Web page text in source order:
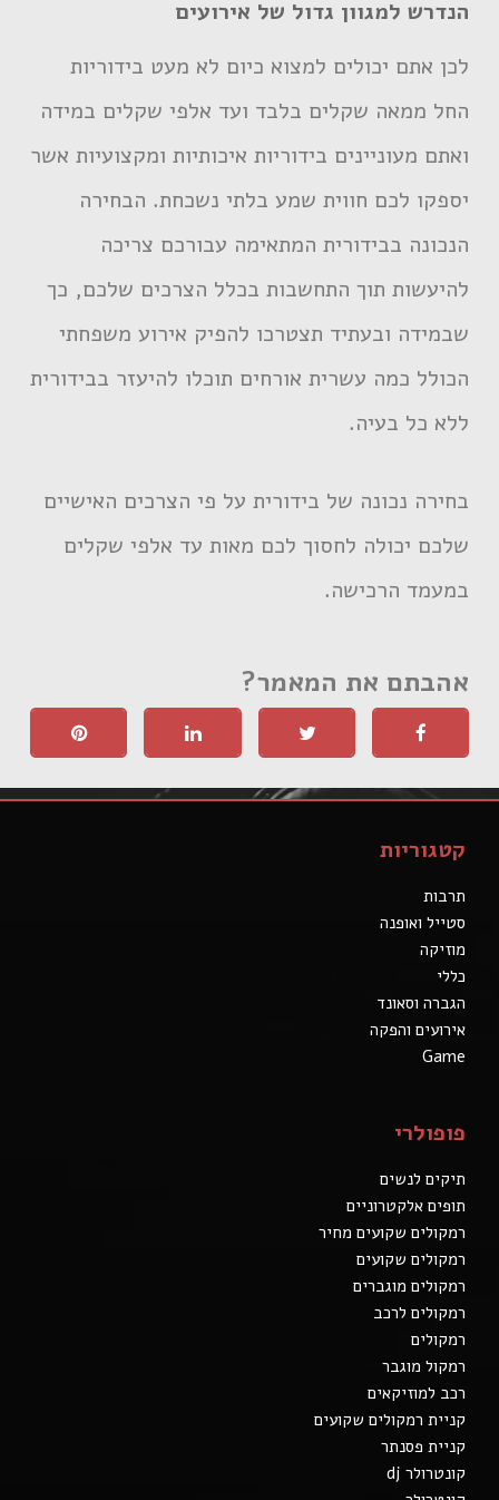
הנדרש למגוון גדול של אירועים
לכן אתם יכולים למצוא כיום לא מעט בידוריות
החל ממאה שקלים בלבד ועד אלפי שקלים במידה
ואתם מעוניינים בידוריות איכותיות ומקצועיות אשר
יספקו לכם חווית שמע בלתי נשכחת. הבחירה
הנכונה בבידורית המתאימה עבורכם צריכה
להיעשות תוך התחשבות בכלל הצרכים שלכם, כך
שבמידה ובעתיד תצטרכו להפיק אירוע משפחתי
הכולל כמה עשרית אורחים תוכלו להיעזר בבידורית
ללא כל בעיה.
בחירה נכונה של בידורית על פי הצרכים האישיים
שלכם יכולה לחסוך לכם מאות עד אלפי שקלים
במעמד הרכישה.
אהבתם את המאמר?
קטגוריות
תרבות
סטייל ואופנה
מוזיקה
כללי
הגברה וסאונד
אירועים והפקה
Game
פופולרי
תיקים לנשים
תופים אלקטרוניים
רמקולים שקועים מחיר
רמקולים שקועים
רמקולים מוגברים
רמקולים לרכב
רמקולים
רמקול מוגבר
רכב למוזיקאים
קניית רמקולים שקועים
קניית פסנתר
קונטרולר dj